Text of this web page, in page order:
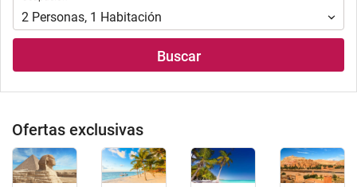
2 Personas, 1 Habitación
Buscar
Ofertas exclusivas